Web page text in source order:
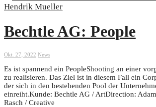
Bechtle AG: People
Okt. 27, 2022 News
Es ist spannend ein PeopleShooting an einer
zu realisieren. Das Ziel ist in diesem Fall ein
der sich in den bestehenden Pool der
einreiht.Kunde: Bechtle AG / ArtDirection:
Rasch / Creative